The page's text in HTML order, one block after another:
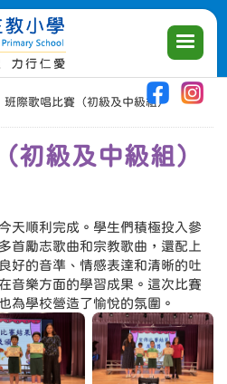
班際歌唱比賽（初級及中級組）
初級及中級組）
天順利完成。學生們積極投入參
首勵志歌曲和宗教歌曲，還配上
好的音準、情感表達和清晰的吐
音樂方面的學習成果。這次比賽
為學校營造了愉悅的氛圍。